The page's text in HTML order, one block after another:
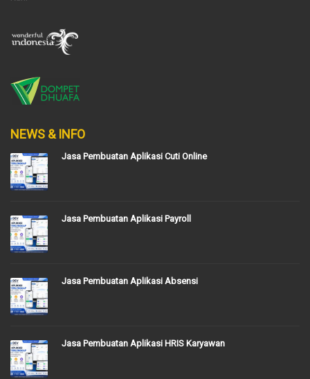
NEWS & INFO
Jasa Pembuatan Aplikasi Cuti Online
Jasa Pembuatan Aplikasi Payroll
Jasa Pembuatan Aplikasi Absensi
Jasa Pembuatan Aplikasi HRIS Karyawan